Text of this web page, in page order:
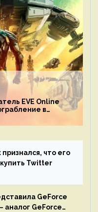
EVE Online
в
что его
Twitter
GeForce
аналог GeForce